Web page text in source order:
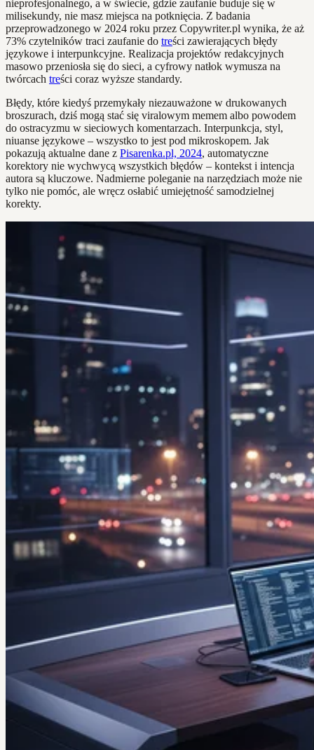
nieprofesjonalnego, a w świecie, gdzie zaufanie buduje się w
milisekundy, nie masz miejsca na potknięcia. Z badania
przeprowadzonego w 2024 roku przez Copywriter.pl wynika, że aż
73% czytelników traci zaufanie do treści zawierających błędy
językowe i interpunkcyjne. Realizacja projektów redakcyjnych
masowo przeniosła się do sieci, a cyfrowy natłok wymusza na
twórcach treści coraz wyższe standardy.
Błędy, które kiedyś przemykały niezauważone w drukowanych
broszurach, dziś mogą stać się viralowym memem albo powodem
do ostracyzmu w sieciowych komentarzach. Interpunkcja, styl,
niuanse językowe – wszystko to jest pod mikroskopem. Jak
pokazują aktualne dane z Pisarenka.pl, 2024, automatyczne
korektory nie wychwycą wszystkich błędów – kontekst i intencja
autora są kluczowe. Nadmierne poleganie na narzędziach może nie
tylko nie pomóc, ale wręcz osłabić umiejętność samodzielnej
korekty.